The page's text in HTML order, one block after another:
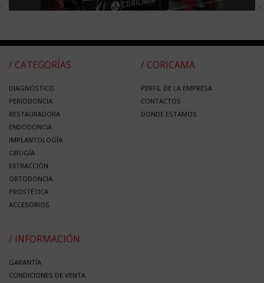
/ CATEGORÍAS
DIAGNÓSTICO
PERIODONCIA
RESTAURADORA
ENDODONCIA
IMPLANTOLOGÍA
CIRUGÍA
EXTRACCIÓN
ORTODONCIA
PROSTÉTICA
ACCESORIOS
/ CORICAMA
PERFIL DE LA EMPRESA
CONTACTOS
DONDE ESTAMOS
/ INFORMACIÓN
GARANTÍA
CONDICIONES DE VENTA